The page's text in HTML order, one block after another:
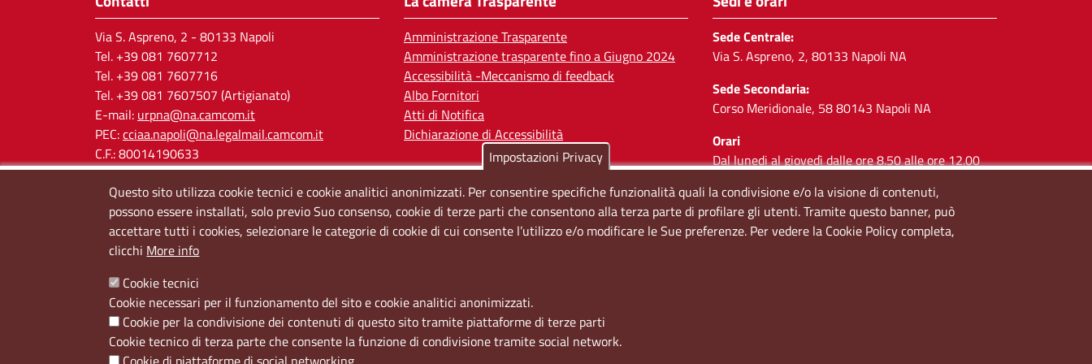
Via S. Aspreno, 2 - 80133 Napoli
Tel. +39 081 7607712
Tel. +39 081 7607716
Tel. +39 081 7607507 (Artigianato)
E-mail: urpna@na.camcom.it
PEC:cciaa.napoli@na.legalmail.camcom.it
C.F.: 80014190633
P.IVA: 03121650638
Cod. IPA: cciaa_na
Amministrazione Trasparente
Amministrazione trasparente fino a Giugno 2024
Accessibilità -Meccanismo di feedback
Albo Fornitori
Atti di Notifica
Dichiarazione di Accessibilità
Sede Centrale:
Via S. Aspreno, 2, 80133 Napoli NA
Sede Secondaria:
Corso Meridionale, 58 80143 Napoli NA
Orari
Dal lunedi al giovedì dalle ore 8.50 alle ore 12.00
Social
Menù privacy
Cookie Note Legali Accesso riservato
Impostazioni Privacy
Questo sito utilizza cookie tecnici e cookie analitici anonimizzati. Per consentire specifiche funzionalità quali la condivisione e/o la visione di contenuti,
possono essere installati, solo previo Suo consenso, cookie di terze parti che consentono alla terza parte di profilare gli utenti. Tramite questo banner, può
accettare tutti i cookies, selezionare le categorie di cookie di cui consente l’utilizzo e/o modificare le Sue preferenze. Per vedere la Cookie Policy completa,
clicchi More info
Cookie tecnici
Cookie necessari per il funzionamento del sito e cookie analitici anonimizzati.
Cookie per la condivisione dei contenuti di questo sito tramite piattaforme di terze parti
Cookie tecnico di terza parte che consente la funzione di condivisione tramite social network.